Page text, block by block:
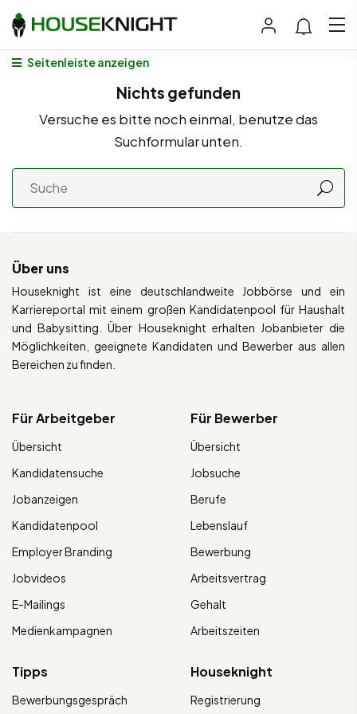
Seitenleiste anzeigen
Nichts gefunden
Versuche es bitte noch einmal, benutze das
Suchformular unten.
Über uns
Houseknight ist eine deutschlandweite Jobbörse und ein
Karriereportal mit einem großen Kandidatenpool für Haushalt
und Babysitting. Über Houseknight erhalten Jobanbieter die
Möglichkeiten, geeignete Kandidaten und Bewerber aus allen
Bereichen zu finden.
Für Arbeitgeber
Übersicht
Kandidatensuche
Jobanzeigen
Kandidatenpool
Employer Branding
Jobvideos
E-Mailings
Medienkampagnen
Für Bewerber
Übersicht
Jobsuche
Berufe
Lebenslauf
Bewerbung
Arbeitsvertrag
Gehalt
Arbeitszeiten
Tipps
Bewerbungsgespräch
Houseknight
Registrierung